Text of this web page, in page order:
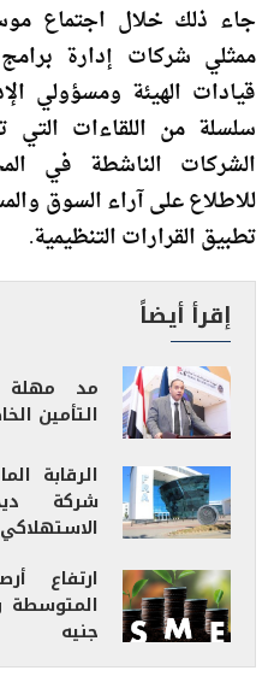
جاء ذلك خلال اجتماع
ممثلي شركات إدارة
قيادات الهيئة ومسؤولي
سلسلة من اللقاءات التي
الشركات الناشطة في
للاطلاع على آراء السوق
تطبيق القرارات التنظيمية.
إقرأ أيضاً
مد مهلة
التأمين
الرقابة
شركة
الاستهلاكي
ارتفاع
جنيه